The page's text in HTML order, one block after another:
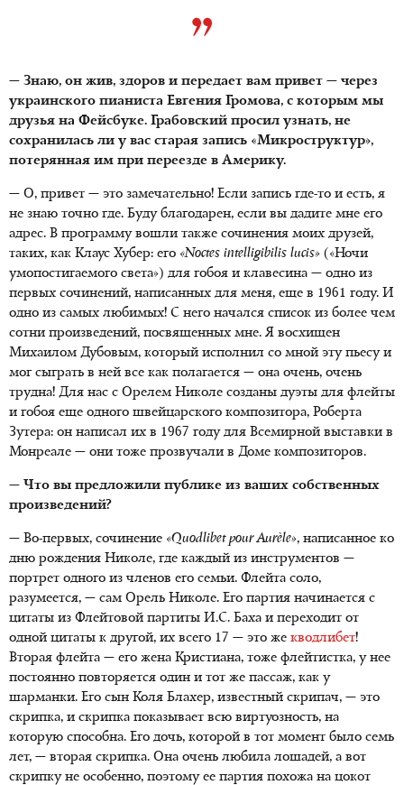
— Знаю, он жив, здоров и передает вам привет — через
украинского пианиста Евгения Громова, с которым мы
друзья на Фейсбуке. Грабовский просил узнать, не
сохранилась ли у вас старая запись «Микроструктур»,
потерянная им при переезде в Америку.
— О, привет — это замечательно! Если запись где-то и есть, я
не знаю точно где. Буду благодарен, если вы дадите мне его
адрес. В программу вошли также сочинения моих друзей,
таких, как Клаус Хубер: его «Noctes intelligibilis lucis» («Ночи
умопостигаемого света») для гобоя и клавесина — одно из
первых сочинений, написанных для меня, еще в 1961 году. И
одно из самых любимых! С него начался список из более чем
сотни произведений, посвященных мне. Я восхищен
Михаилом Дубовым, который исполнил со мной эту пьесу и
мог сыграть в ней все как полагается — она очень, очень
трудна! Для нас с Орелем Николе созданы дуэты для флейты
и гобоя еще одного швейцарского композитора, Роберта
Зутера: он написал их в 1967 году для Всемирной выставки в
Монреале — они тоже прозвучали в Доме композиторов.
— Что вы предложили публике из ваших собственных
произведений?
— Во-первых, сочинение «Quodlibet pour Aurèle», написанное ко
дню рождения Николе, где каждый из инструментов —
портрет одного из членов его семьи. Флейта соло,
разумеется, — сам Орель Николе. Его партия начинается с
цитаты из Флейтовой партиты И.С. Баха и переходит от
одной цитаты к другой, их всего 17 — это же кводлибет!
Вторая флейта — его жена Кристиана, тоже флейтистка, у нее
постоянно повторяется один и тот же пассаж, как у
шарманки. Его сын Коля Блахер, известный скрипач, — это
скрипка, и скрипка показывает всю виртуозность, на
которую способна. Его дочь, которой в тот момент было семь
лет, — вторая скрипка. Она очень любила лошадей, а вот
скрипку не особенно, поэтому ее партия похожа на цокот